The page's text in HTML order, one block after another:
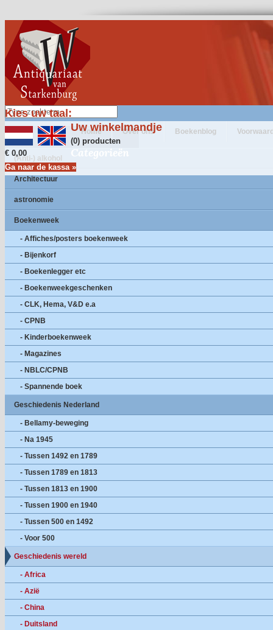
Kies uw taal:
Uw winkelmandje
(0) producten
€ 0,00
Ga naar de kassa »
Home Over ons Boekenblog
Categorieën
(Anti-) alkohol
Architectuur
astronomie
Boekenweek
- Affiches/posters boekenweek
- Bijenkorf
- Boekenlegger etc
- Boekenweekgeschenken
- CLK, Hema, V&D e.a
- CPNB
- Kinderboekenweek
- Magazines
- NBLC/CPNB
- Spannende boek
Geschiedenis Nederland
- Bellamy-beweging
- Na 1945
- Tussen 1492 en 1789
- Tussen 1789 en 1813
- Tussen 1813 en 1900
- Tussen 1900 en 1940
- Tussen 500 en 1492
- Voor 500
Geschiedenis wereld
- Africa
- Azië
- China
- Duitsland